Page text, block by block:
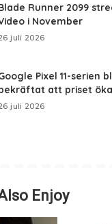
Runner 2099
i November
juli 2026
Pixel 11-serien
att priset
juli 2026
Enjoy